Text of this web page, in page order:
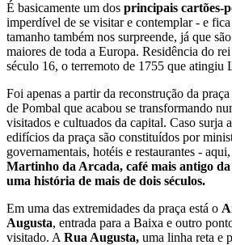
É basicamente um dos principais cartões-
imperdível de se visitar e contemplar - e
tamanho também nos surpreende, já que
maiores de toda a Europa. Residência do
século 16, o terremoto de 1755 que atingiu
Foi apenas a partir da reconstrução da
de Pombal que acabou se transformando
visitados e cultuados da capital. Caso surja
edifícios da praça são constituídos por
governamentais, hotéis e restaurantes -
Martinho da Arcada, café mais antigo
uma história de mais de dois séculos.
Em uma das extremidades da praça está o
Augusta, entrada para a Baixa e outro
visitado. A Rua Augusta, uma linha reta e